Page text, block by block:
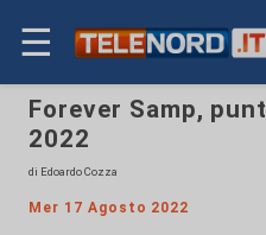
☰
Forever Samp,
2022
di Edoardo Cozza
Mer 17 Agosto 2022